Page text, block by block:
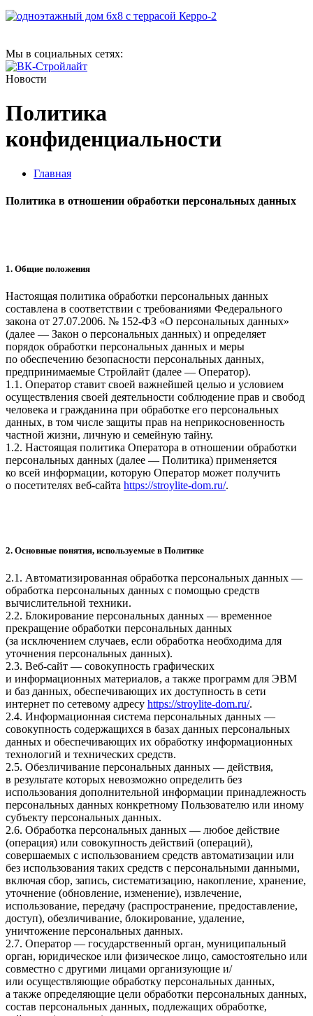
Мы в социальных сетях:
Новости
Политика
конфиденциальности
Главная
Политика в отношении обработки персональных данных
1. Общие положения
Настоящая политика обработки персональных данных
составлена в соответствии с требованиями Федерального
закона от 27.07.2006. № 152-ФЗ «О персональных данных»
(далее — Закон о персональных данных) и определяет
порядок обработки персональных данных и меры
по обеспечению безопасности персональных данных,
предпринимаемые Стройлайт (далее — Оператор).
1.1. Оператор ставит своей важнейшей целью и условием
осуществления своей деятельности соблюдение прав и свобод
человека и гражданина при обработке его персональных
данных, в том числе защиты прав на неприкосновенность
частной жизни, личную и семейную тайну.
1.2. Настоящая политика Оператора в отношении обработки
персональных данных (далее — Политика) применяется
ко всей информации, которую Оператор может получить
о посетителях веб-сайта https://stroylite-dom.ru/.
2. Основные понятия, используемые в Политике
2.1. Автоматизированная обработка персональных данных —
обработка персональных данных с помощью средств
вычислительной техники.
2.2. Блокирование персональных данных — временное
прекращение обработки персональных данных
(за исключением случаев, если обработка необходима для
уточнения персональных данных).
2.3. Веб-сайт — совокупность графических
и информационных материалов, а также программ для ЭВМ
и баз данных, обеспечивающих их доступность в сети
интернет по сетевому адресу https://stroylite-dom.ru/.
2.4. Информационная система персональных данных —
совокупность содержащихся в базах данных персональных
данных и обеспечивающих их обработку информационных
технологий и технических средств.
2.5. Обезличивание персональных данных — действия,
в результате которых невозможно определить без
использования дополнительной информации принадлежность
персональных данных конкретному Пользователю или иному
субъекту персональных данных.
2.6. Обработка персональных данных — любое действие
(операция) или совокупность действий (операций),
совершаемых с использованием средств автоматизации или
без использования таких средств с персональными данными,
включая сбор, запись, систематизацию, накопление, хранение,
уточнение (обновление, изменение), извлечение,
использование, передачу (распространение, предоставление,
доступ), обезличивание, блокирование, удаление,
уничтожение персональных данных.
2.7. Оператор — государственный орган, муниципальный
орган, юридическое или физическое лицо, самостоятельно или
совместно с другими лицами организующие и/
или осуществляющие обработку персональных данных,
а также определяющие цели обработки персональных данных,
состав персональных данных, подлежащих обработке,